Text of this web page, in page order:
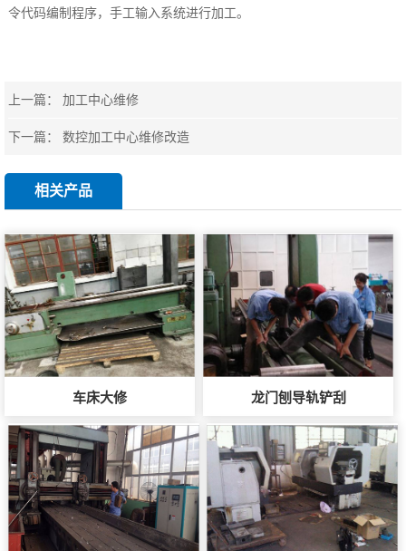
令代码编制程序，手工输入系统进行加工。
上一篇：加工中心维修
下一篇：数控加工中心维修改造
相关产品
车床大修 龙门刨导轨铲刮